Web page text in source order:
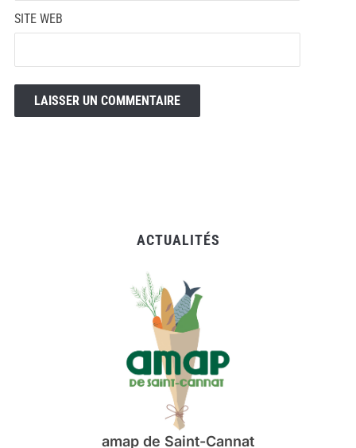
SITE WEB
ACTUALITÉS
amap de Saint-Cannat